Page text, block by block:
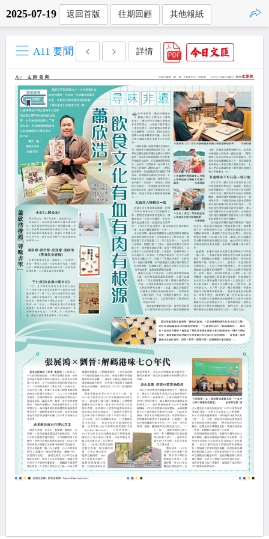
2025-07-19 返回首版 往期回顧 其他報紙
A11 要聞 詳情